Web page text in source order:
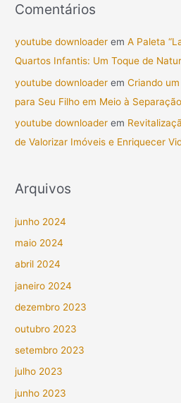
Comentários
youtube downloader emA Paleta
Quartos Infantis: Um Toque de
youtube downloader emCriando
para Seu Filho em Meio à Separação
youtube downloader em
de Valorizar Imóveis e Enriquecer
Arquivos
junho 2024
maio 2024
abril 2024
janeiro 2024
dezembro 2023
outubro 2023
setembro 2023
julho 2023
junho 2023